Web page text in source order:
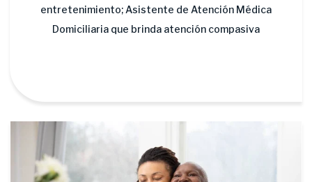
entretenimiento; Asistente de Atención Médica
Domiciliaria que brinda atención compasiva